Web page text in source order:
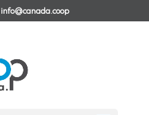
info@canada.coop